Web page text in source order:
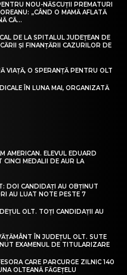
NOU-NĂSCUȚII PREMATURI
„CÂND O MAMĂ AFLATĂ
CĂ...
DE LA SPITALUL JUDEȚEAN DE
ȘI FINANȚĂRII CAZURILOR DE
VIAȚĂ, O SPERANȚĂ PENTRU OLT
ÎN LUNA MAI, ORGANIZATĂ
AMERICAN. ELEVUL EDUARD
CINCI MEDALII DE AUR LA
DOI CANDIDAȚI AU OBȚINUT
AU LUAT NOTE PESTE 7
OLT. TOȚI CANDIDAȚII AU
ÎN JUDEȚUL OLT. SUTE
EXAMENUL DE TITULARIZARE
CARE PARCURGE ZILNIC 140
OLTEANĂ FĂGEȚELU